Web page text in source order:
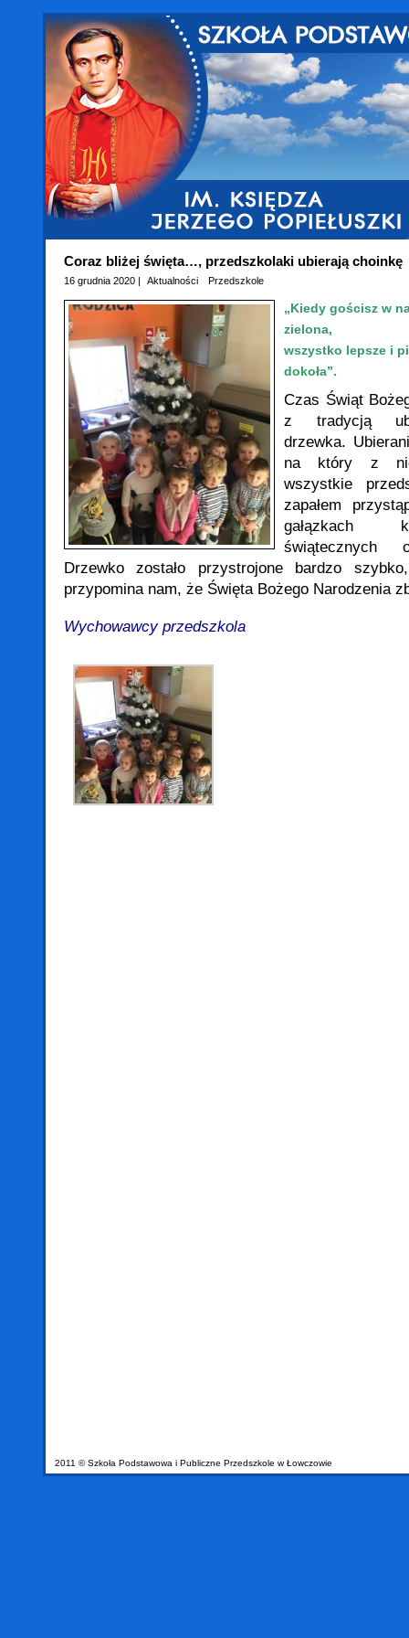
Coraz bliżej święta…, przedszkolaki ubierają choinkę
16 grudnia 2020 | Aktualności Przedszkole
„Kiedy gościsz w
zielona,
wszystko lepsze i
dokoła”.
Czas Świąt
z tradycją
drzewka.
na który z
wszystkie
zapałem
gałązkach
świątecznych
Drzewko zostało przystrojone bardzo
przypomina nam, że Święta Bożego Narodzenia
Wychowawcy przedszkola
2011 © Szkoła Podstawowa i Publiczne Przedszkole w Łowczowie